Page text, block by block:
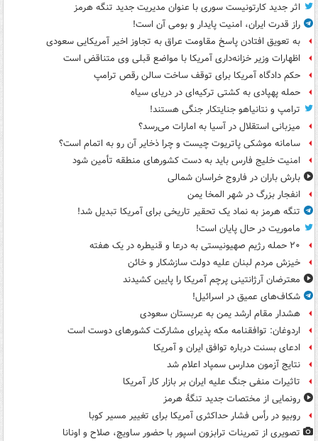
اثر جدید کارتونیست سوری با عنوان مدیریت جدید تنگه هرمز
راز قدرت ایران، امنیت پایدار و بومی آن است!
به تعویق افتادن پاسخ مقاومت عراق به تجاوز اخیر آمریکایی سعودی
اظهارات وزیر خزانه‌داری آمریکا با مواضع قبلی وی متناقض است
حکم دادگاه آمریکا برای توقف ساخت سالن رقص ترامپ
حمله پهپادی به کشتی ترکیه‌ای در دریای سیاه
ترامپ و نتانیاهو جنایتکار جنگی هستند!
میزبانی استقلال در آسیا به امارات می‌رسد؟
سامانه موشکی پاتریوت چیست و چرا ذخایر آن رو به اتمام است؟
امنیت خلیج فارس باید به دست کشورهای منطقه تأمین شود
بارش باران در فاروج خراسان شمالی
انفجار بزرگ در شهر المخا یمن
تنگه هرمز به نماد یک تحقیر تاریخی برای آمریکا تبدیل شد!
ماموریت در حال پایان است!
۲۰ حمله رژیم صهیونیستی به درعا و قنیطره در یک هفته
خیزش مردم لبنان علیه دولت سازشکار و خائن
معترضان آرژانتینی پرچم آمریکا را پایین کشیدند
شکاف‌های عمیق در اسرائیل!
هشدار مقام ارشد یمن به عربستان سعودی
اردوغان: توافقنامه مکه پذیرای مشارکت کشورهای دوست است
ادعای بسنت درباره توافق ایران و آمریکا
نتایج آزمون مدارس سمپاد اعلام شد
تاثیرات منفی جنگ علیه ایران بر بازار کار آمریکا
رونمایی از مختصات جدید تنگۀ هرمز
روبیو در رأس فشار حداکثری آمریکا برای تغییر مسیر کوبا
تصویری از تمرینات ترابزون اسپور با حضور ساویچ، صلاح و اونانا